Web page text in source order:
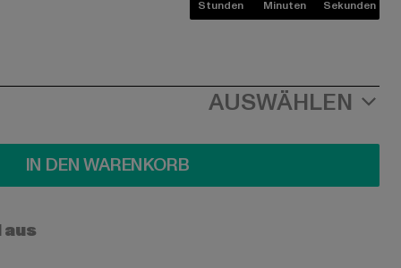
Stunden Minuten Sekunden
AUSWÄHLEN
IN DEN WARENKORB